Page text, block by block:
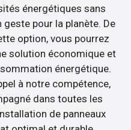
énergétiques sans
pour la planète. De
option, vous pourrez
solution économique et
énergétique.
à notre compétence,
dans toutes les
de panneaux